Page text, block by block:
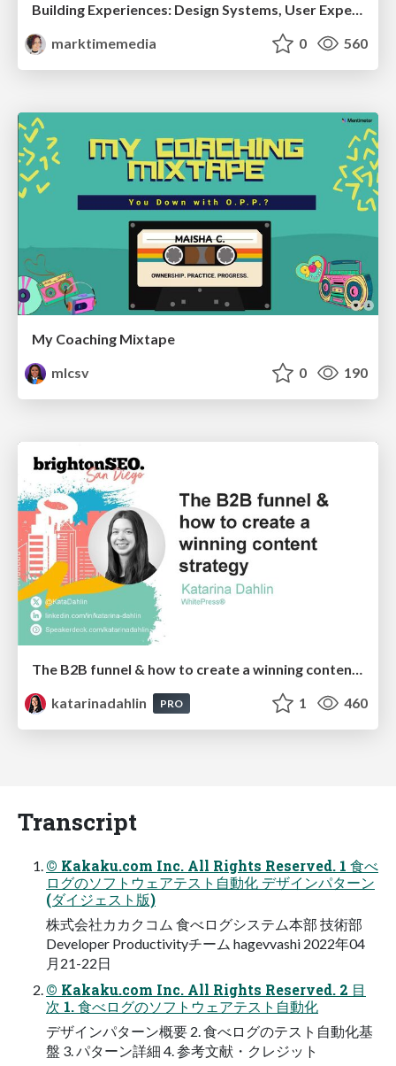
Building Experiences: Design Systems, User Experience, and Full Site Editing
marktimemedia
0 560
My Coaching Mixtape
mlcsv
0 190
katarinadahlin
PRO 1 460
Transcript
© Kakaku.com Inc. All Rights Reserved. 1 ⾷べ
ログのソフトウェアテスト⾃動化 デザインパターン
(ダイジェスト版)
株式会社カカクコム ⾷べログシステム本部 技術部
Developer Productivityチーム hagevvashi 2022年04
⽉21-22⽇
© Kakaku.com Inc. All Rights Reserved. 2 ⽬
次 1. ⾷べログのソフトウェアテスト⾃動化
デザインパターン概要 2. ⾷べログのテスト⾃動化基
盤 3. パターン詳細 4. 参考⽂献・クレジット